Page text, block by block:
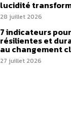
lucidité
28 juillet 2026
7 indicateurs
résilientes et
au changement
27 juillet 2026